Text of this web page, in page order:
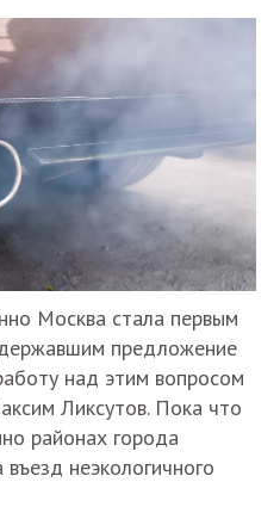
Москва стала первым
предложение
над этим вопросом
Ликсутов. Пока что
районах города
неэкологичного